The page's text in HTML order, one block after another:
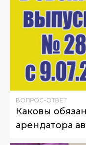
ВОПРОС-ОТВЕТ
Каковы
арендатора